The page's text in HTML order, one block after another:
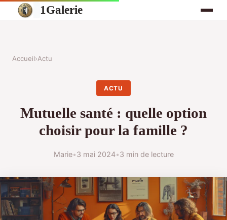
1Galerie
Accueil›Actu
ACTU
Mutuelle santé : quelle option
choisir pour la famille ?
Marie•3 mai 2024•3 min de lecture